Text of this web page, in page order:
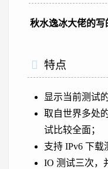
秋水逸冰大佬的写
特点
显示当前测试
取自世界多处
试比较全面；
支持 IPv6 下载
IO 测试三次，